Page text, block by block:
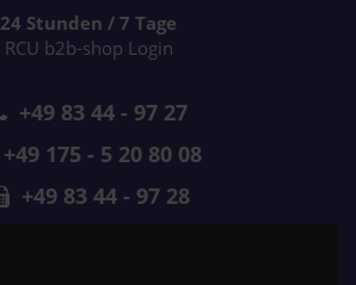
24 Stunden / 7 Tage
RCU b2b-shop Login
+49 83 44 - 97 27
+49 175 - 5 20 80 08
+49 83 44 - 97 28